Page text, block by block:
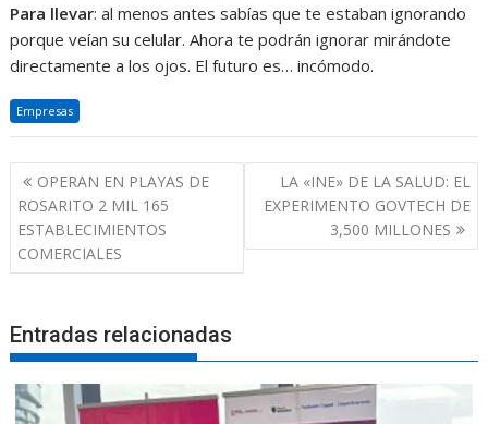
Para llevar: al menos antes sabías que te estaban ignorando
porque veían su celular. Ahora te podrán ignorar mirándote
directamente a los ojos. El futuro es… incómodo.
Empresas
Navegación
de
entradas
OPERAN EN PLAYAS DE
ROSARITO 2 MIL 165
ESTABLECIMIENTOS
COMERCIALES
LA «INE» DE LA SALUD: EL
EXPERIMENTO GOVTECH DE
3,500 MILLONES
Entradas relacionadas